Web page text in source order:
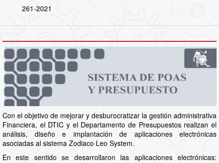
261-2021
Con el objetivo de mejorar y desburocratizar la gestión administrativa
Financiera, el DTIC y el Departamento de Presupuestos realizan el
análisis, diseño e implantación de aplicaciones electrónicas
asociadas al sistema Zodiaco Leo System.
En este sentido se desarrollaron las aplicaciones electrónicas: